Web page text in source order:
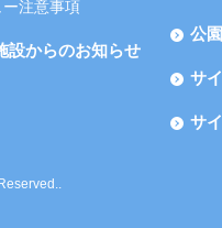
注意事項
設からのお知らせ
公
サ
サ